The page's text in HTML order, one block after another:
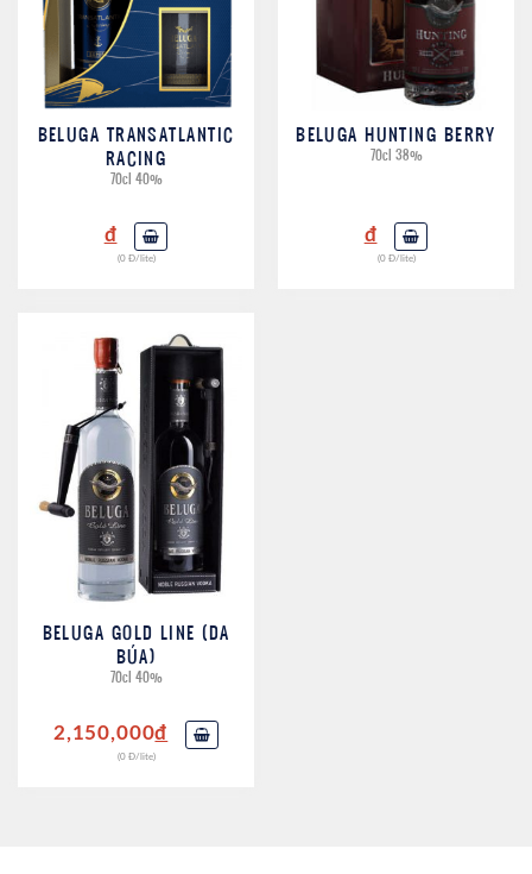
BELUGA TRANSATLANTIC
RACING
70cl 40%
đ
(0 Đ/lite)
BELUGA HUNTING BERRY
70cl 38%
đ
(0 Đ/lite)
BELUGA GOLD LINE (DA
BÚA)
70cl 40%
2,150,000đ
(0 Đ/lite)